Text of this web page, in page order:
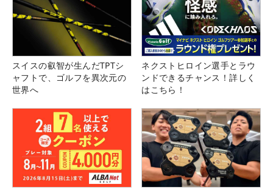
スイスの叡智が生んだTPTシ
ャフトで、ゴルフを異次元の
世界へ
ネクストヒロイン選手とラウ
ンドできるチャンス！詳しく
はこちら！